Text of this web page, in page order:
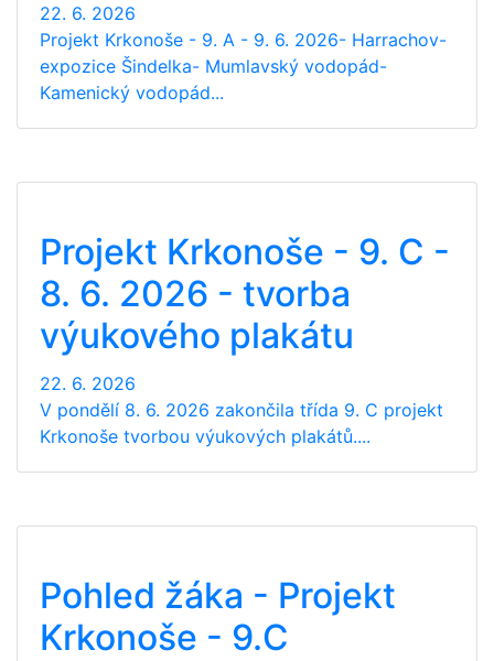
22. 6. 2026
Projekt Krkonoše - 9. A - 9. 6. 2026- Harrachov-
expozice Šindelka- Mumlavský vodopád-
Kamenický vodopád...
Projekt Krkonoše - 9. C -
8. 6. 2026 - tvorba
výukového plakátu
22. 6. 2026
V pondělí 8. 6. 2026 zakončila třída 9. C projekt
Krkonoše tvorbou výukových plakátů....
Pohled žáka - Projekt
Krkonoše - 9.C